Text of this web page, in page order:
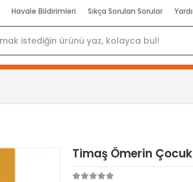
Havale Bildirimleri Sıkça Sorulan Sorular
Timaş Ömerin